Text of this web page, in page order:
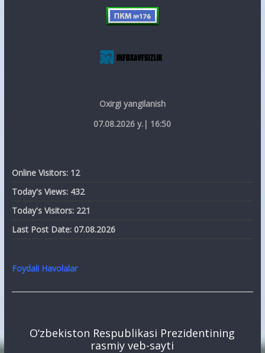
Oxirgi yangilanish
07.08.2026 y.| 16:50
Online Visitors: 12
Today's Views: 432
Today's Visitors: 221
Last Post Date: 07.08.2026
Foydali Havolalar
O‘zbekiston Respublikasi Prezidentining
rasmiy veb-sayti